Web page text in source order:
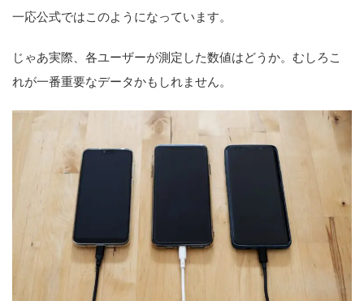
一応公式ではこのようになっています。
じゃあ実際、各ユーザーが測定した数値はどうか。むしろこ
れが一番重要なデータかもしれません。